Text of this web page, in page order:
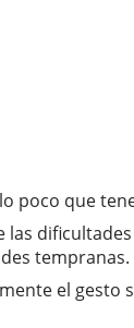
poco que
tempranas.
el